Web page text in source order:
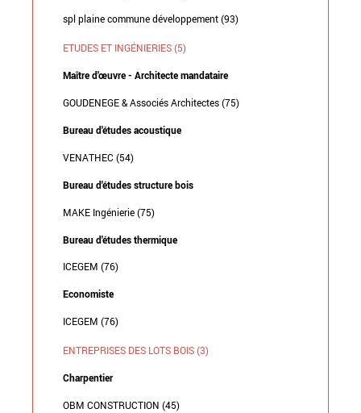
spl plaine commune développement (93)
ETUDES ET INGÉNIERIES (5)
Maître d'œuvre - Architecte mandataire
GOUDENEGE & Associés Architectes (75)
Bureau d'études acoustique
VENATHEC (54)
Bureau d'études structure bois
MAKE Ingénierie (75)
Bureau d'études thermique
ICEGEM (76)
Economiste
ICEGEM (76)
ENTREPRISES DES LOTS BOIS (3)
Charpentier
OBM CONSTRUCTION (45)